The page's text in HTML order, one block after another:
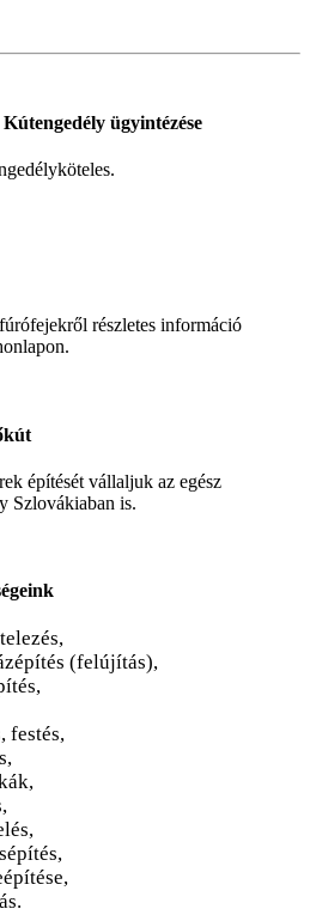
ügyintézése
részletes információ
építését vállaljuk az egész
Szlovákiaban is.
(felújítás),
festés,